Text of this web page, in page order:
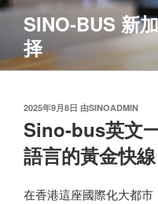
跳
容
SINO-BUS 新
择
发
布
于
2025年9月8日 由SINOADMIN
Sino-bus英文
語言的黃金快線
在香港這座國際化大都